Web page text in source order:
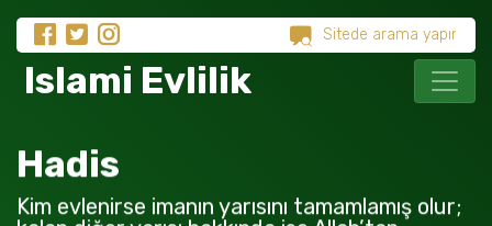
Islami Evlilik
Hadis
Kim evlenirse imanın yarısını tamamlamış olur;